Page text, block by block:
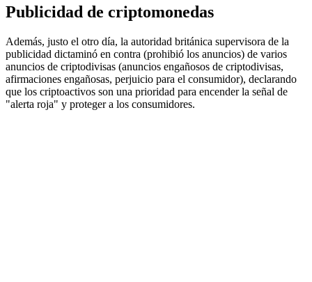
Publicidad de criptomonedas
Además, justo el otro día, la autoridad británica supervisora de la
publicidad dictaminó en contra (prohibió los anuncios) de varios
anuncios de criptodivisas (anuncios engañosos de criptodivisas,
afirmaciones engañosas, perjuicio para el consumidor), declarando
que los criptoactivos son una prioridad para encender la señal de
"alerta roja" y proteger a los consumidores.